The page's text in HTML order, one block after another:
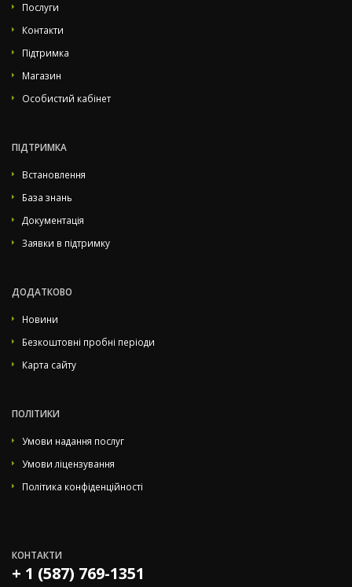
Послуги
Контакти
Підтримка
Магазин
Особистий кабінет
ПІДТРИМКА
Встановлення
База знань
Документація
Заявки в підтримку
ДОДАТКОВО
Новини
Безкоштовні пробні періоди
Карта сайту
ПОЛІТИКИ
Умови надання послуг
Умови ліцензування
Політика конфіденційності
КОНТАКТИ
+ 1 (587) 769-1351